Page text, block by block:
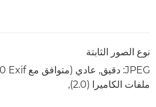
نوع الصور الثابتة
ملفات الكاميرا (2.0),